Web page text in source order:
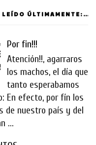
LEÍDO ÚLTIMAMENTE:
Por fin!!!
Atención!!, agarraros
los machos, el día que
tanto esperabamos
En efecto, por fín los
de nuestro país y del
...